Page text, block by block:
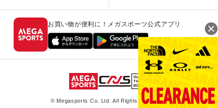
お買い物が便利に！メガスポーツ公式アプリ
© Megasports Co. Ltd. All Rights Reserved.